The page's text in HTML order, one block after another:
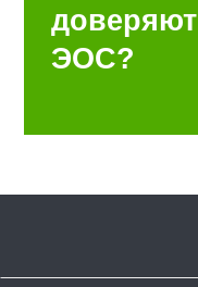
доверяют
ЭОС?